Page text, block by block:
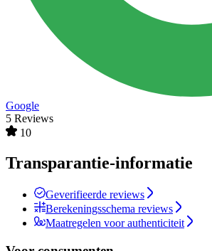
Google
5 Reviews
10
Transparantie-informatie
Geverifieerde reviews
Berekeningsschema reviews
Maatregelen voor authenticiteit